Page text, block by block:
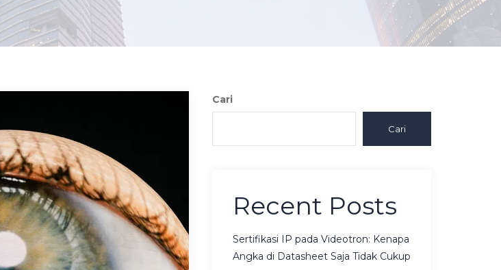
Cari
Cari
Recent Posts
Sertifikasi IP pada Videotron: Kenapa
Angka di Datasheet Saja Tidak Cukup